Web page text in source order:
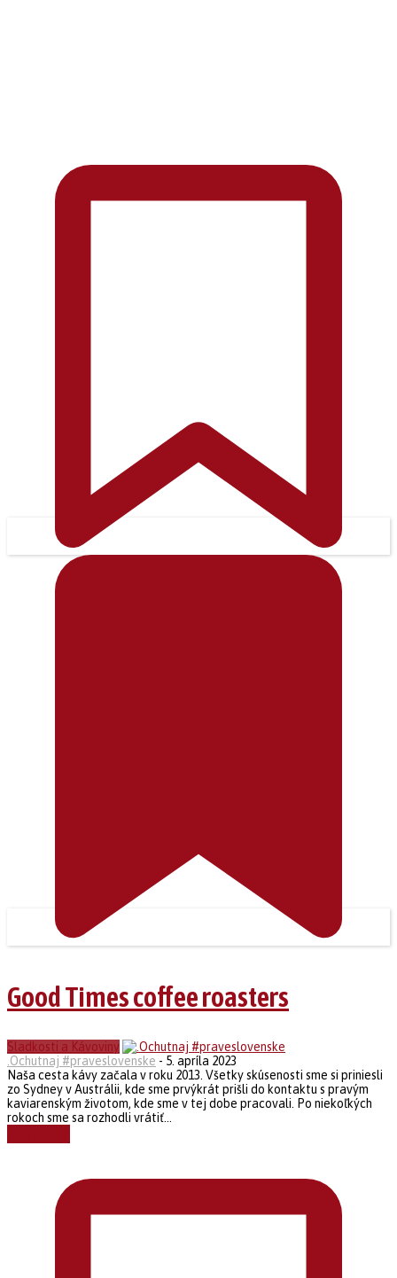
Good Times coffee roasters
Sladkosti a Kávoviny
.Ochutnaj #praveslovenske - 5. apríla 2023
Naša cesta kávy začala v roku 2013. Všetky skúsenosti sme si priniesli
zo Sydney v Austrálii, kde sme prvýkrát prišli do kontaktu s pravým
kaviarenským životom, kde sme v tej dobe pracovali. Po niekoľkých
rokoch sme sa rozhodli vrátiť...